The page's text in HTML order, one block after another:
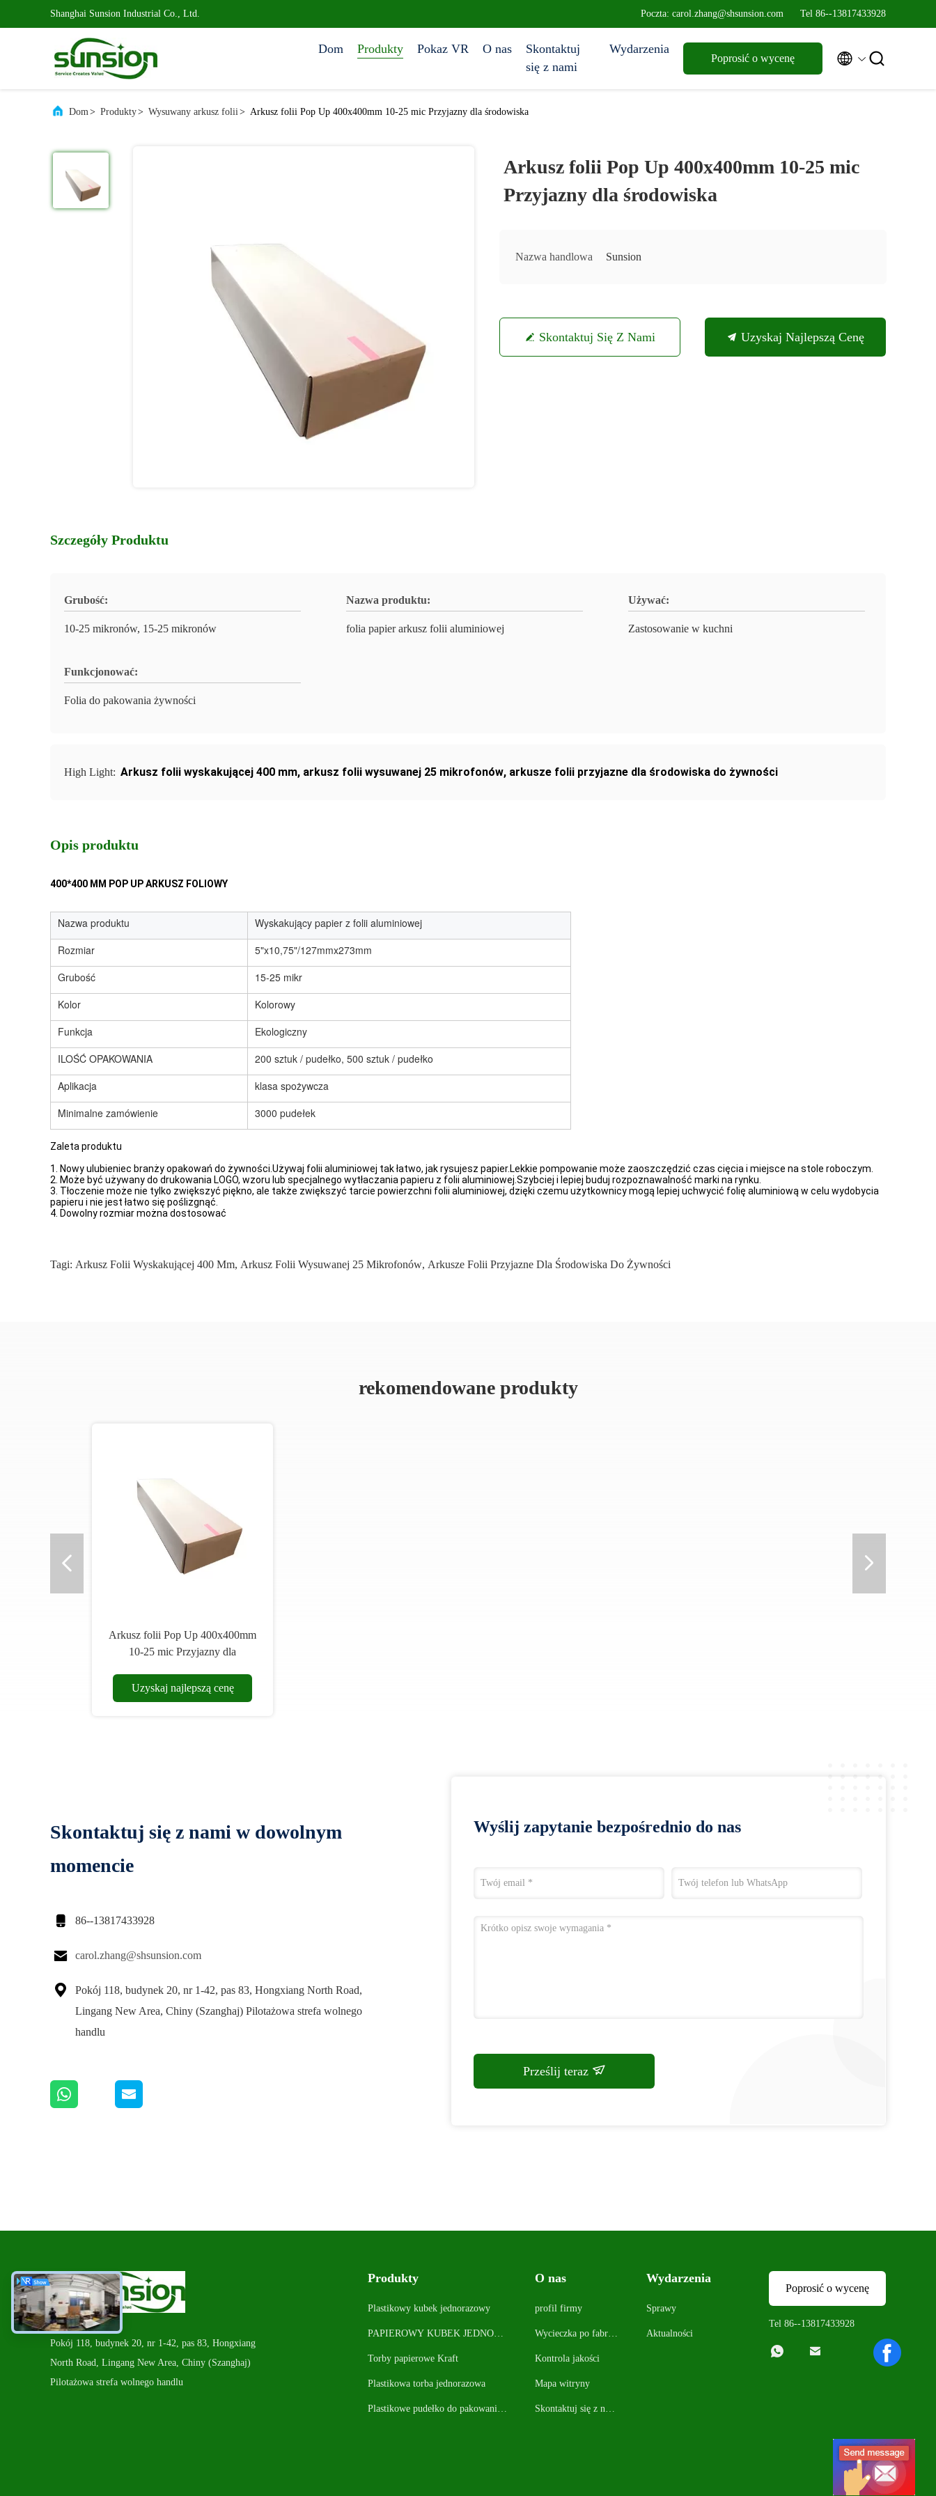
Shanghai Sunsion Industrial Co., Ltd. Poczta: carol.zhang@shsunsion.com Tel 86--13817433928
Dom Produkty Pokaz VR O nas
Skontaktuj
się z nami
Wydarzenia
Poprosić o wycenę  
Dom> Produkty> Wysuwany arkusz folii> Arkusz folii Pop Up 400x400mm 10-25 mic Przyjazny dla środowiska
Arkusz folii Pop Up 400x400mm 10-25 mic
Przyjazny dla środowiska
Nazwa handlowa Sunsion
Skontaktuj Się Z Nami Uzyskaj Najlepszą Cenę
Szczegóły Produktu
Grubość:
10-25 mikronów, 15-25 mikronów
Nazwa produktu:
folia papier arkusz folii aluminiowej
Używać:
Zastosowanie w kuchni
Funkcjonować:
Folia do pakowania żywności
High Light: Arkusz folii wyskakującej 400 mm, arkusz folii wysuwanej 25 mikrofonów, arkusze folii przyjazne dla środowiska do żywności
Opis produktu
400*400 MM POP UP ARKUSZ FOLIOWY
Nazwa produktu
Wyskakujący papier z folii aluminiowej
Rozmiar
5"x10,75"/127mmx273mm
Grubość
15-25 mikr
Kolor
Kolorowy
Funkcja
Ekologiczny
ILOŚĆ OPAKOWANIA
200 sztuk / pudełko, 500 sztuk / pudełko
Aplikacja
klasa spożywcza
Minimalne zamówienie
3000 pudełek
Zaleta produktu
1. Nowy ulubieniec branży opakowań do żywności.Używaj folii aluminiowej tak łatwo, jak rysujesz papier.Lekkie pompowanie może zaoszczędzić czas cięcia i miejsce na stole roboczym.
2. Może być używany do drukowania LOGO, wzoru lub specjalnego wytłaczania papieru z folii aluminiowej.Szybciej i lepiej buduj rozpoznawalność marki na rynku.
3. Tłoczenie może nie tylko zwiększyć piękno, ale także zwiększyć tarcie powierzchni folii aluminiowej, dzięki czemu użytkownicy mogą lepiej uchwycić folię aluminiową w celu wydobycia
papieru i nie jest łatwo się poślizgnąć.
4. Dowolny rozmiar można dostosować
Tagi: Arkusz Folii Wyskakującej 400 Mm, Arkusz Folii Wysuwanej 25 Mikrofonów, Arkusze Folii Przyjazne Dla Środowiska Do Żywności
rekomendowane produkty
Arkusz folii Pop Up 400x400mm
10-25 mic Przyjazny dla
Uzyskaj najlepszą cenę
Skontaktuj się z nami w dowolnym
momencie
 86--13817433928
 carol.zhang@shsunsion.com

Pokój 118, budynek 20, nr 1-42, pas 83, Hongxiang North Road,
Lingang New Area, Chiny (Szanghaj) Pilotażowa strefa wolnego
handlu
Wyślij zapytanie bezpośrednio do nas
Prześlij teraz
Pokój 118, budynek 20, nr 1-42, pas 83, Hongxiang
North Road, Lingang New Area, Chiny (Szanghaj)
Pilotażowa strefa wolnego handlu
Produkty
Plastikowy kubek jednorazowy
PAPIEROWY KUBEK JEDNORA
Torby papierowe Kraft
Plastikowa torba jednorazowa
Plastikowe pudełko do pakowania
O nas
profil firmy
Wycieczka po fabryc
Kontrola jakości
Mapa witryny
Skontaktuj się z nam
Wydarzenia
Sprawy
Aktualności
Poprosić o wycenę
Tel 86--13817433928
 